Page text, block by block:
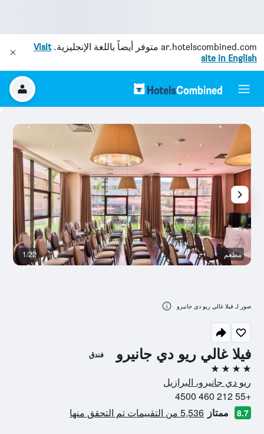
ar.hotelscombined.com متوفر أيضاً باللغة الإنجليزية.Visit
site in English
فيلا غالي ريو دي جانيرو فندق
4 نجوم
ريو دي جانيرو، البرازيل
+55 212 460 4500
8.7 ممتاز 5,536 من التقييمات تم التحقق منها
مطعم 1/22
صور لـ فيلا غالي ريو دي جانيرو